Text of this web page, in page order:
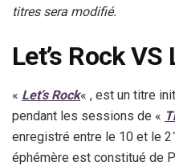
titres sera modifié.
Let’s Rock VS
« Let’s Rock« , est un titre
pendant les sessions de «
enregistré entre le 10 et le
éphémère est constitué de